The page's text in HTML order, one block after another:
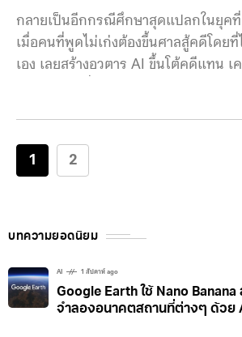
กลายเป็นอีกกรณีศึกษาสุดแปลกในยุคที่
เมื่อคนที่พูดไม่เก่งต้องขึ้นศาลสู้คดีโดย
เอง เลยสร้างอวตาร AI ขึ้นโต้คดีแทน เ
เปิดคลิปวิดีโอเพื่อประกอบการโต้แย้ง
ไม่ใช่เดอวัลด์ แต่กลายเป็นชายหนุ่ม หน้
แมนซาเนต-แดเนียลส์ ผู้พิพากษาศาลอุ
1 2
บทความยอดนิยม
AI 1 สัปดาห์ ago
Google Earth ใช้ Nano
จำลองอนาคตสถานที่ต่างๆ ด้วย